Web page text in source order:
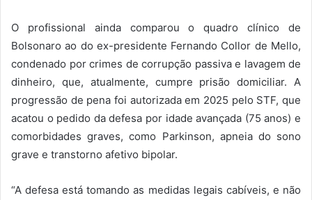
O profissional ainda comparou o quadro clínico de
Bolsonaro ao do ex-presidente Fernando Collor de Mello,
condenado por crimes de corrupção passiva e lavagem de
dinheiro, que, atualmente, cumpre prisão domiciliar. A
progressão de pena foi autorizada em 2025 pelo STF, que
acatou o pedido da defesa por idade avançada (75 anos) e
comorbidades graves, como Parkinson, apneia do sono
grave e transtorno afetivo bipolar.
“A defesa está tomando as medidas legais cabíveis, e não